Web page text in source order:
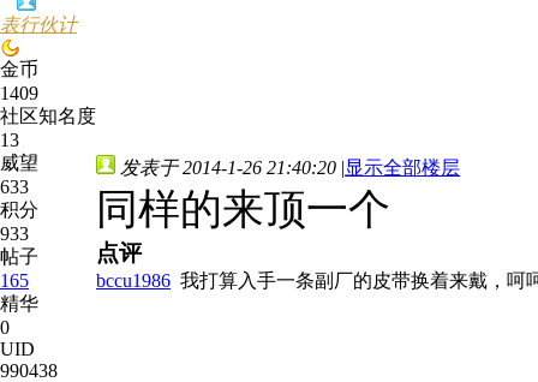
表行伙计
金币
1409
社区知名度
13
威望
633
积分
933
帖子
165
精华
0
UID
990438
发表于 2014-1-26 21:40:20 |显示全部楼层
同样的来顶一个
点评
bccu1986 我打算入手一条副厂的皮带换着来戴，